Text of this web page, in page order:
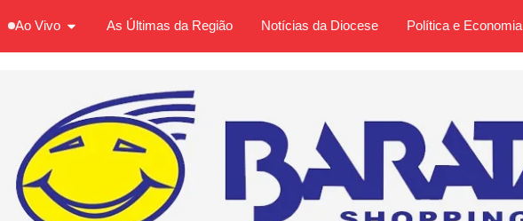
Ao Vivo As Últimas da Região Notícias da Diocese Política e Economia